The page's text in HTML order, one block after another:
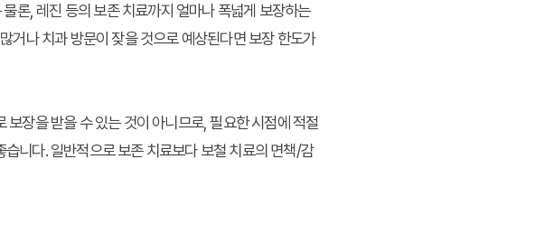
론, 레진 등의 보존 치료까지 얼마나 폭넓게 보장하는
거나 치과 방문이 잦을 것으로 예상된다면 보장 한도가
장을 받을 수 있는 것이 아니므로, 필요한 시점에 적절
니다. 일반적으로 보존 치료보다 보철 치료의 면책/감